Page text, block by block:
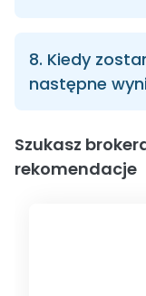
8. Kiedy
następne
Szukasz
rekomendacje